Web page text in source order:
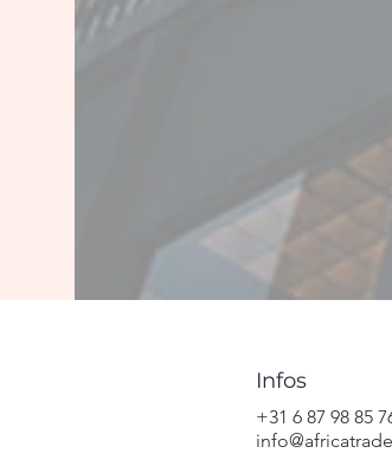
Infos
+31 6 87 98 85